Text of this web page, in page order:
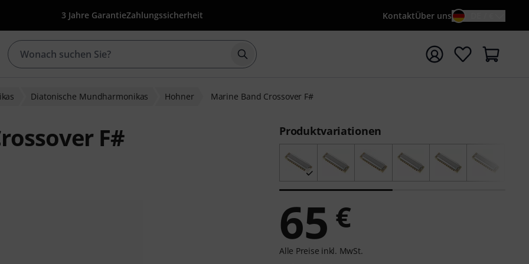
3 Jahre GarantieZahlungssicherheit KontaktÜber uns
Suche mit Suchwort {searchTerm} starten
Diatonische Mundharmonikas Hohner Marine Band Crossover F#
F# Produktvariationen
65 €
Alle Preise inkl. MwSt.